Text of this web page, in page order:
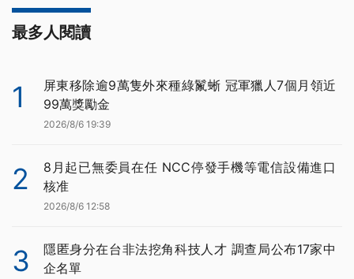
最多人閱讀
1
屏東移除逾9萬隻外來種綠鬣蜥 冠軍獵人7個月領近
99萬獎勵金
2026/8/6 19:39
2
8月起已無委員在任 NCC停發手機等電信設備進口
核准
2026/8/6 12:58
3
隱匿身分在台非法挖角科技人才 調查局公布17家中
企名單